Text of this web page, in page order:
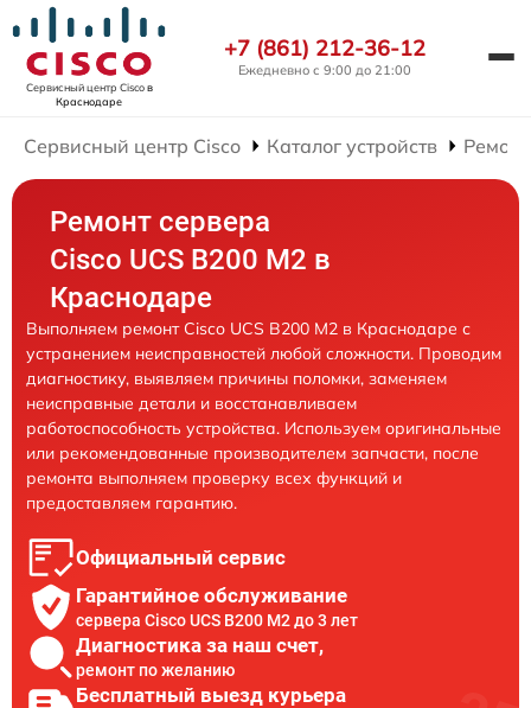
Сервисный центр Ciscoв
Краснодаре
+7 (861) 212-36-12
Ежедневно с 9:00 до 21:00
Сервисный центр Cisco Каталог устройств
Ремонт сервера
Cisco UCS B200 M2 в
Краснодаре
Выполняем ремонт Cisco UCS B200 M2 в Краснодаре с
устранением неисправностей любой сложности. Проводим
диагностику, выявляем причины поломки, заменяем
неисправные детали и восстанавливаем
работоспособность устройства. Используем оригинальные
или рекомендованные производителем запчасти, после
ремонта выполняем проверку всех функций и
предоставляем гарантию.
Официальный сервис
Гарантийное обслуживание
сервера Cisco UCS B200 M2 до 3 лет
Диагностика за наш счет,
ремонт по желанию
Бесплатный выезд курьера